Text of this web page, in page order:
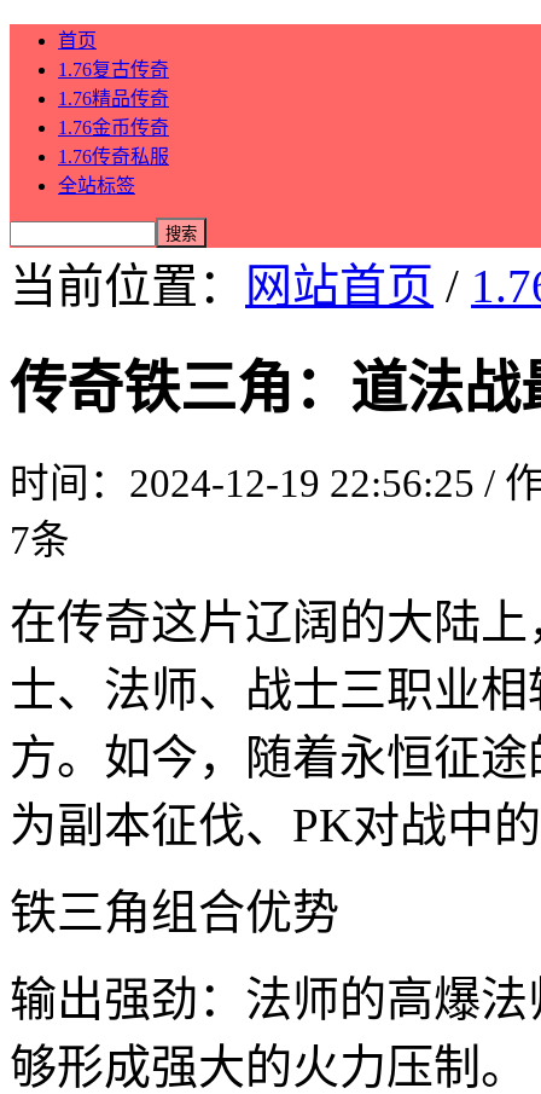
首页
1.76复古传奇
1.76精品传奇
1.76金币传奇
1.76传奇私服
全站标签
当前位置： 网站首页 /
传奇铁三角：道法
时间：2024-12-19 22:56:25 /
7条
在传奇这片辽阔的大陆
士、法师、战士三职业
方。如今，随着永恒征
为副本征伐、PK对战中
铁三角组合优势
输出强劲：法师的高爆
够形成强大的火力压制。